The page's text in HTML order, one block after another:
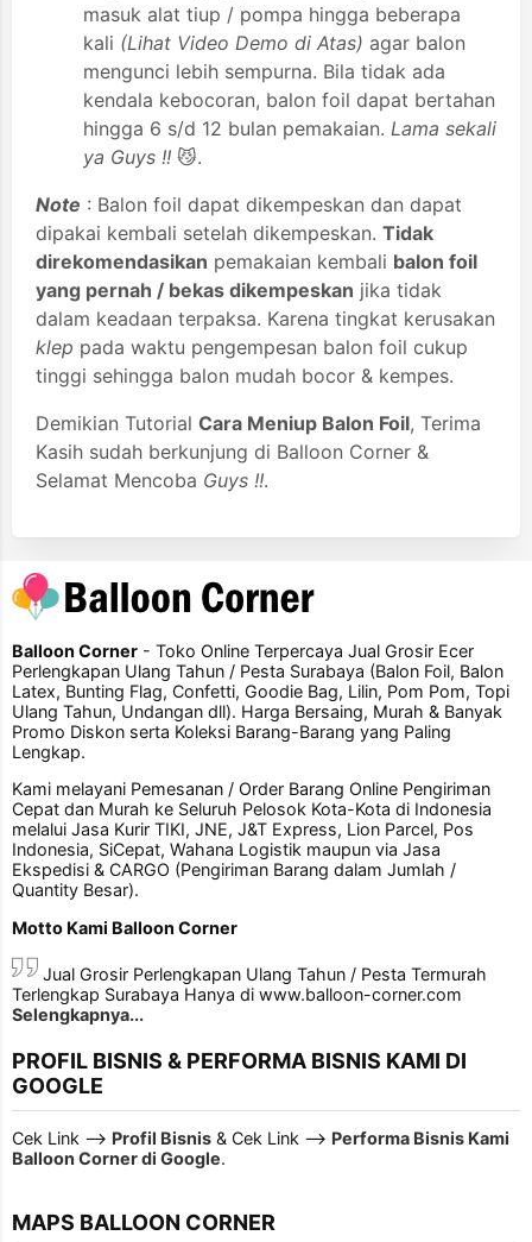
masuk alat tiup / pompa hingga beberapa
kali (Lihat Video Demo di Atas) agar balon
mengunci lebih sempurna. Bila tidak ada
kendala kebocoran, balon foil dapat bertahan
hingga 6 s/d 12 bulan pemakaian. Lama sekali
ya Guys !! 😼.
Note : Balon foil dapat dikempeskan dan dapat
dipakai kembali setelah dikempeskan. Tidak
direkomendasikan pemakaian kembali balon foil
yang pernah / bekas dikempeskan jika tidak
dalam keadaan terpaksa. Karena tingkat kerusakan
klep pada waktu pengempesan balon foil cukup
tinggi sehingga balon mudah bocor & kempes.
Demikian Tutorial Cara Meniup Balon Foil, Terima
Kasih sudah berkunjung di Balloon Corner &
Selamat Mencoba Guys !!.
Balloon Corner - Toko Online Terpercaya Jual Grosir Ecer
Perlengkapan Ulang Tahun / Pesta Surabaya (Balon Foil, Balon
Latex, Bunting Flag, Confetti, Goodie Bag, Lilin, Pom Pom, Topi
Ulang Tahun, Undangan dll). Harga Bersaing, Murah & Banyak
Promo Diskon serta Koleksi Barang-Barang yang Paling
Lengkap.
Kami melayani Pemesanan / Order Barang Online Pengiriman
Cepat dan Murah ke Seluruh Pelosok Kota-Kota di Indonesia
melalui Jasa Kurir TIKI, JNE, J&T Express, Lion Parcel, Pos
Indonesia, SiCepat, Wahana Logistik maupun via Jasa
Ekspedisi & CARGO (Pengiriman Barang dalam Jumlah /
Quantity Besar).
Motto Kami Balloon Corner
Jual Grosir Perlengkapan Ulang Tahun / Pesta Termurah
Terlengkap Surabaya Hanya di www.balloon-corner.com
Selengkapnya...
PROFIL BISNIS & PERFORMA BISNIS KAMI DI
GOOGLE
Cek Link --> Profil Bisnis & Cek Link --> Performa Bisnis Kami
Balloon Corner di Google.
MAPS BALLOON CORNER